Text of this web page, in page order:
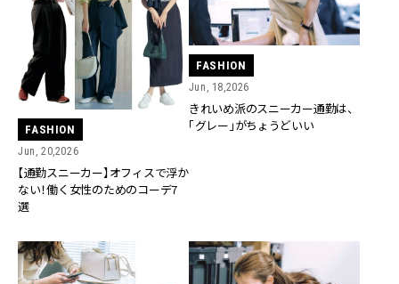
FASHION
Jun, 20,2026
【通勤スニーカー】オフィスで浮か
ない！働く女性のためのコーデ7
選
FASHION
Jun, 18,2026
きれいめ派のスニーカー通勤は、
「グレー」がちょうどいい